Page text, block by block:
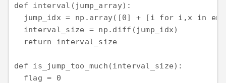
def interval(jump_array):
jump_idx = np.array([0] + [i for i,x in
  interval_size = np.diff(jump_idx)
  return interval_size
def is_jump_too_much(interval_size):
  flag = 0